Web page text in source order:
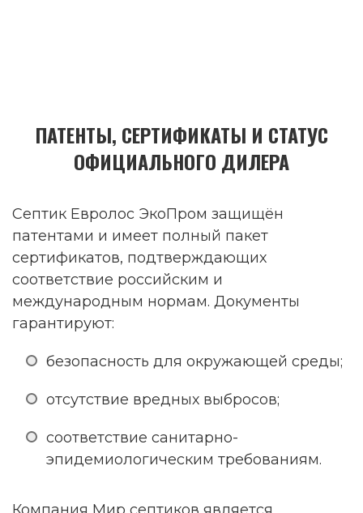
ПАТЕНТЫ, СЕРТИФИКАТЫ И СТАТУС
ОФИЦИАЛЬНОГО ДИЛЕРА
Септик Евролос ЭкоПром защищён
патентами и имеет полный пакет
сертификатов, подтверждающих
соответствие российским и
международным нормам. Документы
гарантируют:
безопасность для окружающей среды;
отсутствие вредных выбросов;
соответствие санитарно-
эпидемиологическим требованиям.